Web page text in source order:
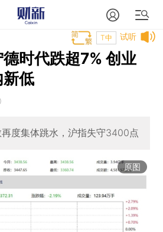
试听
T中
时代跌超7% 创业
低
度集体跳水，沪指失守3400点
原图